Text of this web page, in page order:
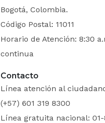
Bogotá, Colombia.
Código Postal: 11011
Horario de Atención: 8:30
continua
Contacto
Línea atención al
(+57) 601 319 8300
Línea gratuita nacional: 01-